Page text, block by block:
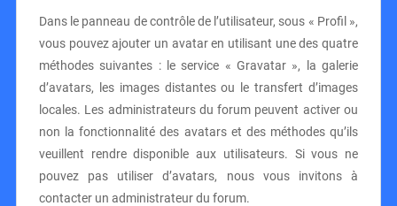
Dans le panneau de contrôle de l’utilisateur, sous « Profil »,
vous pouvez ajouter un avatar en utilisant une des quatre
méthodes suivantes : le service « Gravatar », la galerie
d’avatars, les images distantes ou le transfert d’images
locales. Les administrateurs du forum peuvent activer ou
non la fonctionnalité des avatars et des méthodes qu’ils
veuillent rendre disponible aux utilisateurs. Si vous ne
pouvez pas utiliser d’avatars, nous vous invitons à
contacter un administrateur du forum.